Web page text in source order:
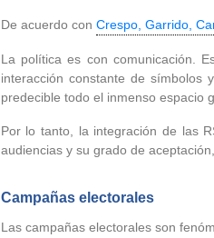
De acuerdo con Crespo, Garrido,
La política es con comunicación.
interacción constante de símbolos
predecible todo el inmenso espacio
Por lo tanto, la integración de las
audiencias y su grado de
Campañas electorales
Las campañas electorales son